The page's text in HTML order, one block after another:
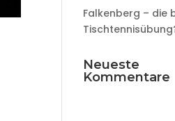
Falkenberg – die
Neueste
Kommentare